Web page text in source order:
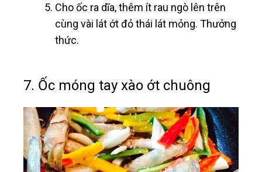
Cho ốc ra dĩa, thêm ít rau ngò lên trên
cùng vài lát ớt đỏ thái lát mỏng. Thưởng
thức.
7. Ốc móng tay xào ớt chuông